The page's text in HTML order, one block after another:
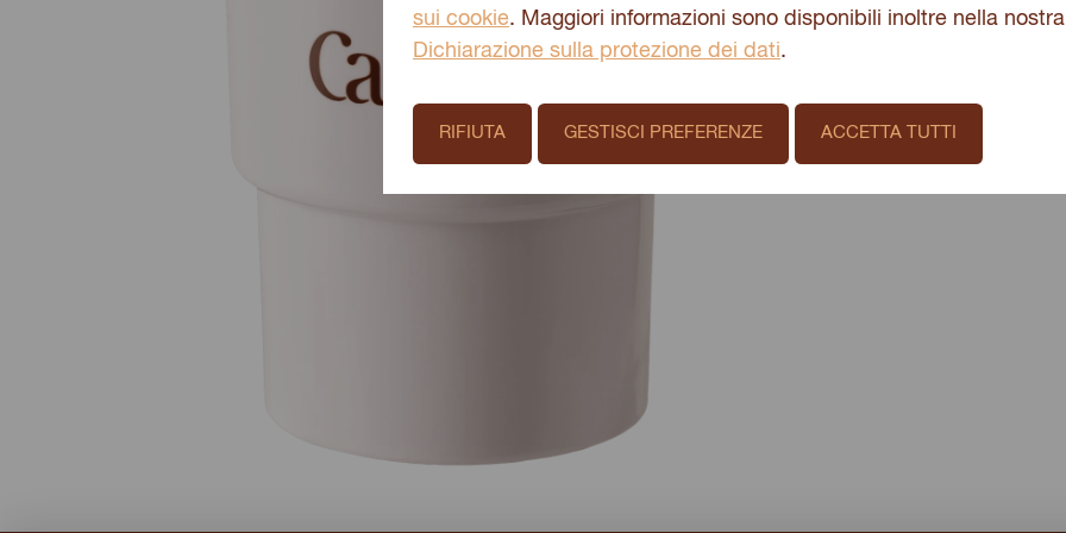
colazione con questo
CHF 5.90
sui cookie. Maggiori informazioni sono disponibili inoltre nella nostra
Dichiarazione sulla protezione dei dati.
RIFIUTA GESTISCI PREFERENZE ACCETTA TUTTI